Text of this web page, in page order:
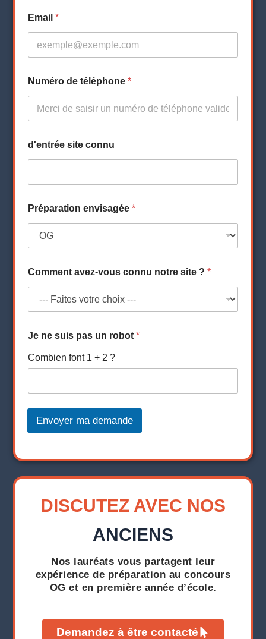
Email*
Numéro de téléphone*
d'entrée site connu
Préparation envisagée*
Comment avez-vous connu notre site ?*
Je ne suis pas un robot*
Combien font 1 + 2 ?
Envoyer ma demande
DISCUTEZ AVEC NOS
ANCIENS
Nos lauréats vous partagent leur
expérience de préparation au concours
OG et en première année d’école.
Demandez à être contacté